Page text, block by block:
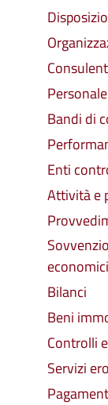
Personale
Bandi di
Enti
Attività e
economici
Bilanci
Beni
Controlli
Servizi